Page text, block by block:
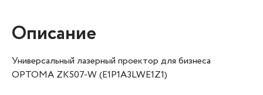
Описание
Универсальный лазерный проектор для бизнеса
OPTOMA ZK507-W (E1P1A3LWE1Z1)